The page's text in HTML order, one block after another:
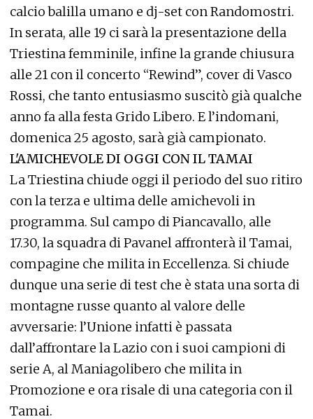
calcio balilla umano e dj-set con Randomostri.
In serata, alle 19 ci sarà la presentazione della
Triestina femminile, infine la grande chiusura
alle 21 con il concerto “Rewind”, cover di Vasco
Rossi, che tanto entusiasmo suscitò già qualche
anno fa alla festa Grido Libero. E l’indomani,
domenica 25 agosto, sarà già campionato.
L'AMICHEVOLE DI OGGI CON IL TAMAI
La Triestina chiude oggi il periodo del suo ritiro
con la terza e ultima delle amichevoli in
programma. Sul campo di Piancavallo, alle
17.30, la squadra di Pavanel affronterà il Tamai,
compagine che milita in Eccellenza. Si chiude
dunque una serie di test che è stata una sorta di
montagne russe quanto al valore delle
avversarie: l’Unione infatti è passata
dall’affrontare la Lazio con i suoi campioni di
serie A, al Maniagolibero che milita in
Promozione e ora risale di una categoria con il
Tamai.